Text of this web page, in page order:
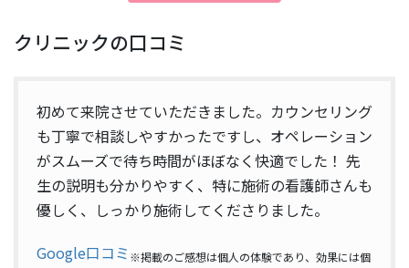
クリニックの口コミ
初めて来院させていただきました。カウンセリング
も丁寧で相談しやすかったですし、オペレーション
がスムーズで待ち時間がほぼなく快適でした！ 先
生の説明も分かりやすく、特に施術の看護師さんも
優しく、しっかり施術してくださりました。
Google口コミ ※掲載のご感想は個人の体験であり、効果には個